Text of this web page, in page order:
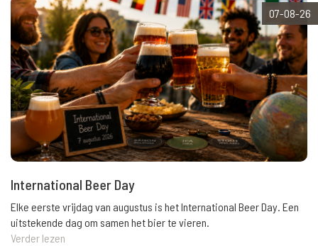
07-08-26
International Beer Day
Elke eerste vrijdag van augustus is het International Beer Day. Een
uitstekende dag om samen het bier te vieren.
Verder lezen